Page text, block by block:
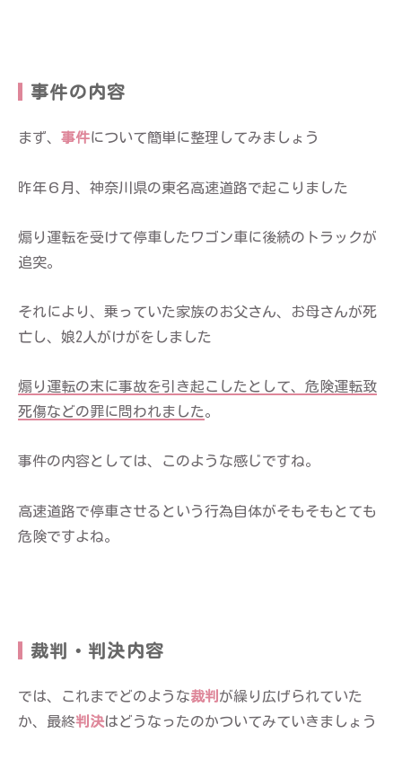
事件の内容
まず、 事件について簡単に整理してみましょう
昨年６月、神奈川県の東名高速道路で起こりました
煽り運転を受けて停車したワゴン車に後続のトラックが
追突。
それにより、乗っていた家族のお父さん、お母さんが死
亡し、娘2人がけがをしました
煽り運転の末に事故を引き起こしたとして、危険運転致
死傷などの罪に問われました。
事件の内容としては、このような感じですね。
高速道路で停車させるという行為自体がそもそもとても
危険ですよね。
裁判・判決内容
では、これまでどのような裁判 が繰り広げられていた
か、最終判決はどうなったのかついてみていきましょう